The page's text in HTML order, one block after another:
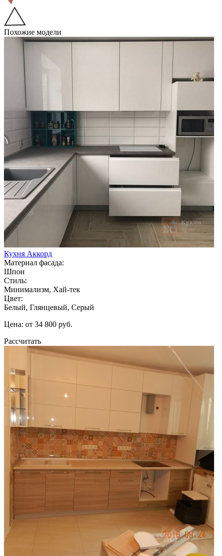
Похожие модели
Кухня Аккорд
Материал фасада:
Шпон
Стиль:
Минимализм, Хай-тек
Цвет:
Белый, Глянцевый, Серый
Цена: от 34 800 руб.
Рассчитать